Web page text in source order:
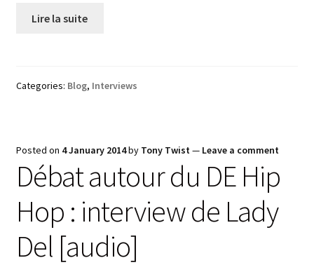
Lire la suite
Categories: Blog, Interviews
Posted on 4 January 2014by Tony Twist — Leave a comment
Débat autour du DE Hip
Hop : interview de Lady
Del [audio]